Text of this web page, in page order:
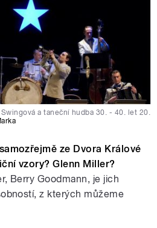
a taneční hudba 30. - 40. let 20.
ze Dvora Králové
vzory? Glenn Miller?
Berry Goodmann, je jich
z kterých můžeme